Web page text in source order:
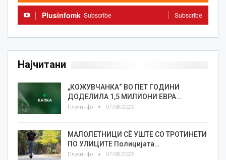
Plusinfomk Subscribe Subscribe
Најчитани
„КОЖУВЧАНКА“ ВО ПЕТ ГОДИНИ
ДОДЕЛИЛА 1,5 МИЛИОНИ ЕВРА…
Плусинфо 07/08/2026
МАЛОЛЕТНИЦИ СÈ УШТЕ СО ТРОТИНЕТИ
ПО УЛИЦИТЕ Полицијата…
Плусинфо 07/08/2026